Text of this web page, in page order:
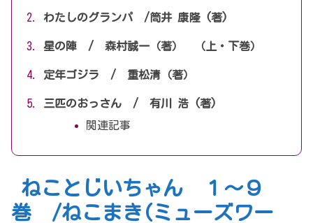
わたしのグランパ /筒井 康隆 (著)
星の陣 / 森村誠一（著） （上・下巻）
定年ゴジラ / 重松清（著）
三匹のおっさん / 有川 浩 (著)
関連記事
ねことじいちゃん １～９
巻 /ねこまき(ミューズワー